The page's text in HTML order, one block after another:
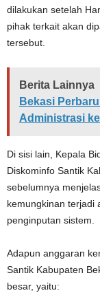
dilakukan setelah
pihak terkait akan
tersebut.
Berita Lainnya
Bekasi
Administrasi
Di sisi lain, Kepala
Diskominfo Santik
sebelumnya
kemungkinan terjadi
penginputan sistem.
Adapun anggaran
Santik Kabupaten
besar, yaitu: